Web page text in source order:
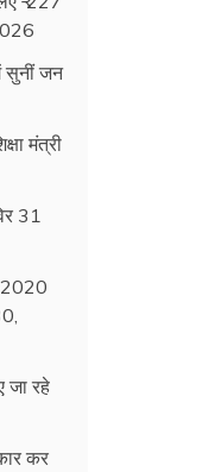
सुनीं जन
मंत्री
31
2020
जा रहे
कर